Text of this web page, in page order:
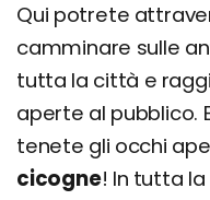
Qui potrete
camminare sulle
tutta la città e
aperte al pubblico.
tenete gli occhi
cicogne! In tutta